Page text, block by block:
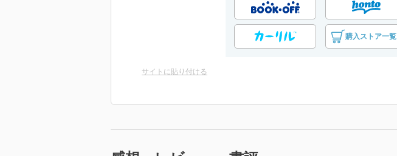
購入ストア一覧
サイトに貼り付ける